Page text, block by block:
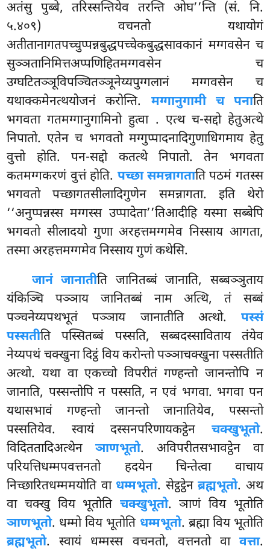
अतंसु पुब्बे, तरिस्सन्तियेव तरन्ति ओघ’’न्ति (सं. नि.
५.४०९) वचनतो यथायोगं
अतीतानागतपच्चुप्पन्नबुद्धपच्चेकबुद्धसावकानं मग्गवसेन च
सुञ्ञतानिमित्तअप्पणिहितमग्गवसेन च
उग्घटितञ्ञूविपञ्चितञ्ञूनेय्यपुग्गलानं मग्गवसेन च
यथाक्कमेनत्थयोजनं करोन्ति. मग्गानुगामी च पनाति
भगवता गतमग्गानुगामिनो हुत्वा . एत्थ च-सद्दो हेतुअत्थे
निपातो. एतेन च भगवतो मग्गुप्पादनादिगुणाधिगमाय हेतु
वुत्तो होति. पन-सद्दो कतत्थे निपातो. तेन भगवता
कतमग्गकरणं वुत्तं होति. पच्छा समन्नागताति पठमं गतस्स
भगवतो पच्छागतसीलादिगुणेन समन्नागता. इति थेरो
‘‘अनुप्पन्नस्स मग्गस्स उप्पादेता’’तिआदीहि यस्मा सब्बेपि
भगवतो सीलादयो गुणा अरहत्तमग्गमेव निस्साय आगता,
तस्मा अरहत्तमग्गमेव निस्साय गुणं कथेसि.
जानं जानातीति जानितब्बं जानाति, सब्बञ्ञुताय
यंकिञ्चि पञ्ञाय जानितब्बं नाम अत्थि, तं सब्बं
पञ्चनेय्यपथभूतं पञ्ञाय जानातीति अत्थो. पस्सं
पस्सतीति पस्सितब्बं पस्सति, सब्बदस्साविताय तंयेव
नेय्यपथं चक्खुना दिट्ठं विय करोन्तो पञ्ञाचक्खुना पस्सतीति
अत्थो. यथा वा एकच्चो विपरीतं गण्हन्तो जानन्तोपि न
जानाति, पस्सन्तोपि न पस्सति, न एवं भगवा. भगवा पन
यथासभावं गण्हन्तो जानन्तो जानातियेव, पस्सन्तो
पस्सतियेव. स्वायं दस्सनपरिणायकट्ठेन चक्खुभूतो.
विदिततादिअत्थेनञाणभूतो. अविपरीतसभावट्ठेन वा
परियत्तिधम्मपवत्तनतो हदयेन चिन्तेत्वा वाचाय
निच्छारितधम्ममयोति वा धम्मभूतो. सेट्ठट्ठेनब्रह्मभूतो. अथ
वा चक्खु विय भूतोति चक्खुभूतो. ञाणं विय भूतोति
ञाणभूतो. धम्मो विय भूतोति धम्मभूतो. ब्रह्मा विय भूतोति
ब्रह्मभूतो. स्वायं धम्मस्स वचनतो, वत्तनतो वा वत्ता.